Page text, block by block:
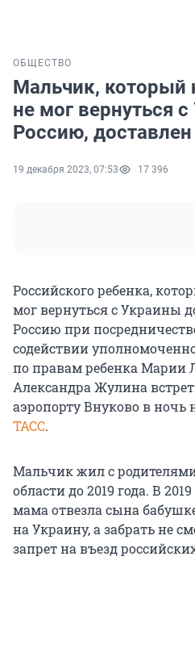
ОБЩЕСТВО
Мальчик, который
не мог вернуться
Россию,
19 декабря 2023, 07:53 17 396
Российского ребенка,
мог вернуться с Украины
Россию при
содействии
по правам ребенка Марии
Александра Жулина
аэропорту Внуково в ночь
ТАСС.
Мальчик жил с
области до 2019 года. В
мама отвезла сына
на Украину, а забрать не
запрет на въезд